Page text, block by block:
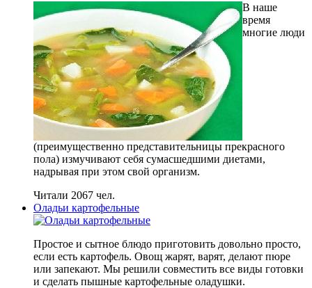
В наше
время
многие люди
(преимущественно представительницы прекрасного
пола) измучивают себя сумасшедшими диетами,
надрывая при этом свой организм.
Читали 2067 чел.
Оладьи картофельные
Простое и сытное блюдо приготовить довольно просто,
если есть картофель. Овощ жарят, варят, делают пюре
или запекают. Мы решили совместить все виды готовки
и сделать пышные картофельные оладушки.